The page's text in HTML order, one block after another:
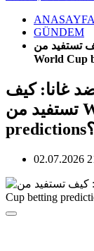
ANASAYFA
GÜNDEM
تستفيد من
ضد غانا: كيف
تستفيد من World Cup betting
predictions؟
02.07.2026